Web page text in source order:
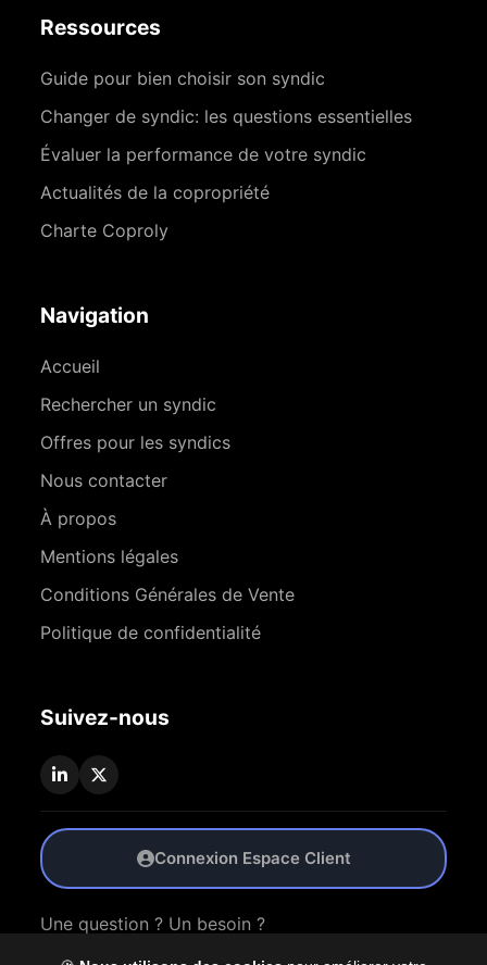
Ressources
Guide pour bien choisir son syndic
Changer de syndic: les questions essentielles
Évaluer la performance de votre syndic
Actualités de la copropriété
Charte Coproly
Navigation
Accueil
Rechercher un syndic
Offres pour les syndics
Nous contacter
À propos
Mentions légales
Conditions Générales de Vente
Politique de confidentialité
Suivez-nous
Connexion Espace Client
Une question ? Un besoin ?